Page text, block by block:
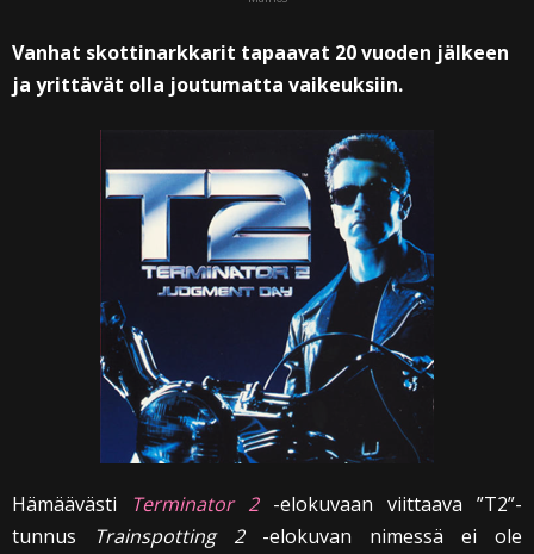
Vanhat skottinarkkarit tapaavat 20 vuoden jälkeen
ja yrittävät olla joutumatta vaikeuksiin.
Hämäävästi Terminator 2-elokuvaan viittaava ”T2”-
tunnus Trainspotting 2-elokuvan nimessä ei ole